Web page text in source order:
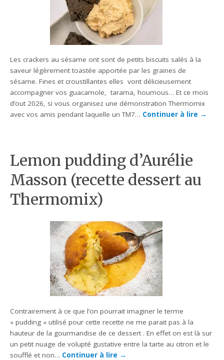
Les crackers au sésame ont sont de petits biscuits salés à la
saveur légèrement toastée apportée par les graines de
sésame. Fines et croustillantes elles vont délicieusement
accompagner vos guacamole, tarama, houmous… Et ce mois
d’out 2026, si vous organisez une démonstration Thermomix
avec vos amis pendant laquelle un TM7… Continuer à lire →
Lemon pudding d’Aurélie
Masson (recette dessert au
Thermomix)
Contrairement à ce que l’on pourrait imaginer le terme
« pudding « utilisé pour cette recette ne me parait pas à la
hauteur de la gourmandise de ce dessert . En effet on est là sur
un petit nuage de volupté gustative entre la tarte au citron et le
soufflé et non… Continuer à lire →